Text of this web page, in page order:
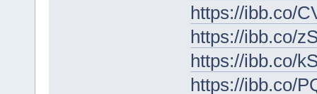
https://ibb.co/
https://ibb.co/
https://ibb.co/
https://ibb.co/